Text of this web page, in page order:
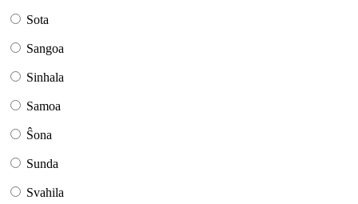
Sota
Sangoa
Sinhala
Samoa
Ŝona
Sunda
Svahila